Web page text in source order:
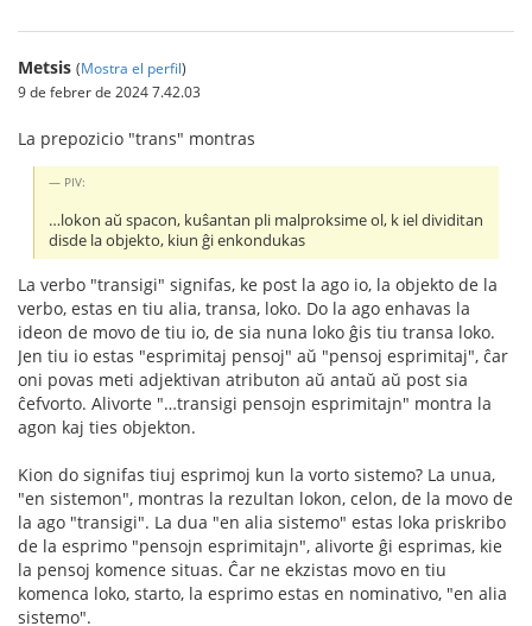
Metsis (Mostra el perfil)
9 de febrer de 2024 7.42.03
La prepozicio "trans" montras
PIV:
…lokon aŭ spacon, kuŝantan pli malproksime ol, k iel dividitan
disde la objekto, kiun ĝi enkondukas
La verbo "transigi" signifas, ke post la ago io, la objekto de la
verbo, estas en tiu alia, transa, loko. Do la ago enhavas la
ideon de movo de tiu io, de sia nuna loko ĝis tiu transa loko.
Jen tiu io estas "esprimitaj pensoj" aŭ "pensoj esprimitaj", ĉar
oni povas meti adjektivan atributon aŭ antaŭ aŭ post sia
ĉefvorto. Alivorte "…transigi pensojn esprimitajn" montra la
agon kaj ties objekton.
Kion do signifas tiuj esprimoj kun la vorto sistemo? La unua,
"en sistemon", montras la rezultan lokon, celon, de la movo de
la ago "transigi". La dua "en alia sistemo" estas loka priskribo
de la esprimo "pensojn esprimitajn", alivorte ĝi esprimas, kie
la pensoj komence situas. Ĉar ne ekzistas movo en tiu
komenca loko, starto, la esprimo estas en nominativo, "en alia
sistemo".